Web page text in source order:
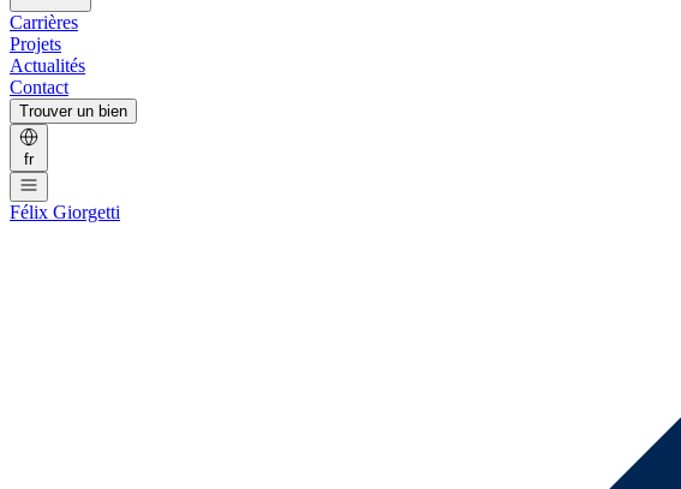
Carrières
Projets
Actualités
Contact
Trouver un bien
fr
Félix Giorgetti